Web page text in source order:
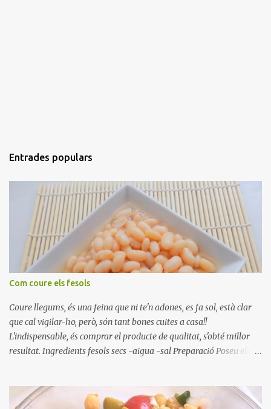
Entrades populars
Com coure els fesols
Coure llegums, és una feina que ni te'n adones, es fa sol, està clar
que cal vigilar-ho, però, són tant bones cuites a casa!!
L'indispensable, és comprar el producte de qualitat, s'obté millor
resultat. Ingredients fesols secs -aigua -sal Preparació Poseu els
quan arrenca el bull, canvieu l'aigua bullint, per aigua freda,